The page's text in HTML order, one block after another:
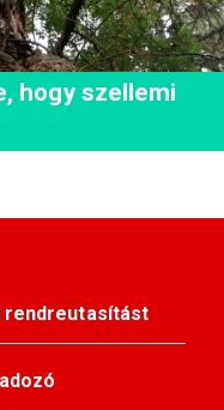
hogy szellemi
rendreutasítást